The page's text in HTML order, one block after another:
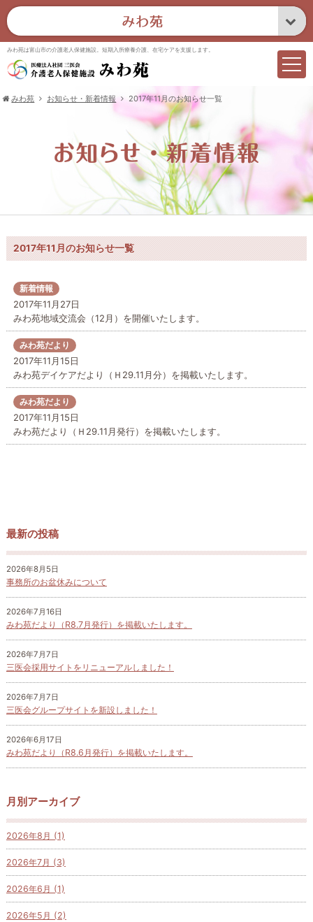
みわ苑は富山市の介護老人保健施設。短期入所療養介護、在宅ケアを支援します。
みわ苑 お知らせ・新着情報 2017年11月のお知らせ一覧
2017年11月のお知らせ一覧
2017年11月27日
新着情報
みわ苑地域交流会（12月）を開催いたします。
2017年11月15日
みわ苑だより
みわ苑デイケアだより（Ｈ29.11月分）を掲載いたします。
2017年11月15日
みわ苑だより
みわ苑だより（Ｈ29.11月発行）を掲載いたします。
最新の投稿
2026年8月5日
事務所のお盆休みについて
2026年7月16日
みわ苑だより（R8.7月発行）を掲載いたします。
2026年7月7日
三医会採用サイトをリニューアルしました！
2026年7月7日
三医会グループサイトを新設しました！
2026年6月17日
みわ苑だより（R8.6月発行）を掲載いたします。
月別アーカイブ
2026年8月 (1)
2026年7月 (3)
2026年6月 (1)
2026年5月 (2)